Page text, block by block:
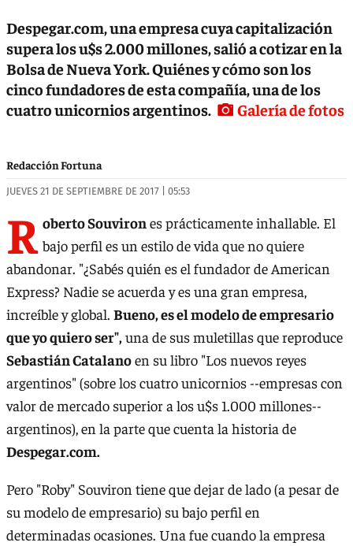
Despegar.com, una empresa cuya capitalización
supera los u$s 2.000 millones, salió a cotizar en la
Bolsa de Nueva York. Quiénes y cómo son los
cinco fundadores de esta compañía, una de los
cuatro unicornios argentinos.
Galería de fotos
Redacción Fortuna
JUEVES 21 DE SEPTIEMBRE DE 2017 | 05:53
R oberto Souvirones prácticamente inhallable. El
bajo perfil es un estilo de vida que no quiere
abandonar. "¿Sabés quién es el fundador de American
Express? Nadie se acuerda y es una gran empresa,
increíble y global. Bueno, es el modelo de empresario
que yo quiero ser",una de sus muletillas que reproduce
Sebastián Catalanoen su libro "Los nuevos reyes
argentinos" (sobre los cuatro unicornios --empresas con
valor de mercado superior a los u$s 1.000 millones--
argentinos), en la parte que cuenta la historia de
Despegar.com.
Pero "Roby" Souviron tiene que dejar de lado (a pesar de
su modelo de empresario) su bajo perfil en
determinadas ocasiones. Una fue cuando la empresa